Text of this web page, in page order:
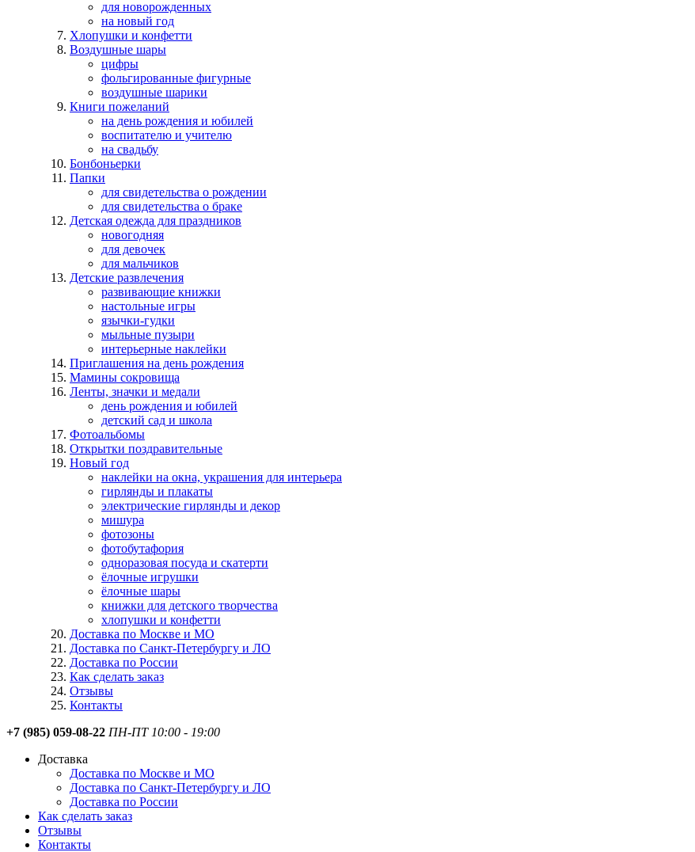
для новорожденных
на новый год
Хлопушки и конфетти
Воздушные шары
цифры
фольгированные фигурные
воздушные шарики
Книги пожеланий
на день рождения и юбилей
воспитателю и учителю
на свадьбу
Бонбоньерки
Папки
для свидетельства о рождении
для свидетельства о браке
Детская одежда для праздников
новогодняя
для девочек
для мальчиков
Детские развлечения
развивающие книжки
настольные игры
язычки-гудки
мыльные пузыри
интерьерные наклейки
Приглашения на день рождения
Мамины сокровища
Ленты, значки и медали
день рождения и юбилей
детский сад и школа
Фотоальбомы
Открытки поздравительные
Новый год
наклейки на окна, украшения для интерьера
гирлянды и плакаты
электрические гирлянды и декор
мишура
фотозоны
фотобутафория
одноразовая посуда и скатерти
ёлочные игрушки
ёлочные шары
книжки для детского творчества
хлопушки и конфетти
Доставка по Москве и МО
Доставка по Санкт-Петербургу и ЛО
Доставка по России
Как сделать заказ
Отзывы
Контакты
+7 (985) 059-08-22 ПН-ПТ 10:00 - 19:00
Доставка
Доставка по Москве и МО
Доставка по Санкт-Петербургу и ЛО
Доставка по России
Как сделать заказ
Отзывы
Контакты